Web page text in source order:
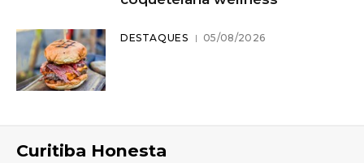
DESTAQUES 05/08/2026
Curitiba Honesta